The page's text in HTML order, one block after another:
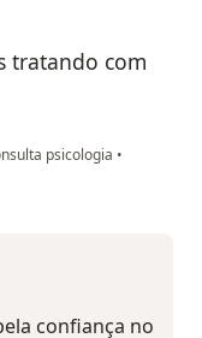
tratando com
psicologia •
confiança no